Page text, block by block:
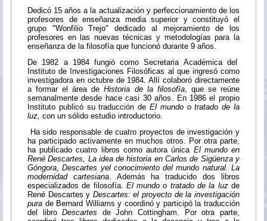
Dedicó 15 años a la actualización y perfeccionamiento de los
profesores de enseñanza media superior y constituyó el
grupo "Wonfilio Trejo" dedicado al mejoramiento de los
profesores en las nuevas técnicas y metodologías para la
enseñanza de la filosofía que funcionó durante 9 años.
De 1982 a 1984 fungió como Secretaria Académica del
Instituto de Investigaciones Filosóficas al que ingresó como
investigadora en octubre de 1984. Allí colaboró directamente
a formar el área deHistoria de la filosofía, que se reúne
semanalmente desde hace casi 30 años. En 1986 el propio
Instituto publicó su traducción de El mundo o tratado de la
luz, con un sólido estudio introductorio.
Ha sido responsable de cuatro proyectos de investigación y
ha participado activamente en muchos otros. Por otra parte,
ha publicado cuatro libros como autora única El mundo en
René Descartes, La idea de historia en Carlos de Sigüenza y
Góngora, Descartes yel conocimiento del mundo natural. La
modernidad cartesiana. Además ha traducido dos libros
especializados de filosofía. El mundo o tratado de la luzde
René Descartes y Descartes: el proyecto de la investigación
pura de Bernard Williams y coordinó y participó la traducción
del libroDescartes de John Cottingham. Por otra parte,